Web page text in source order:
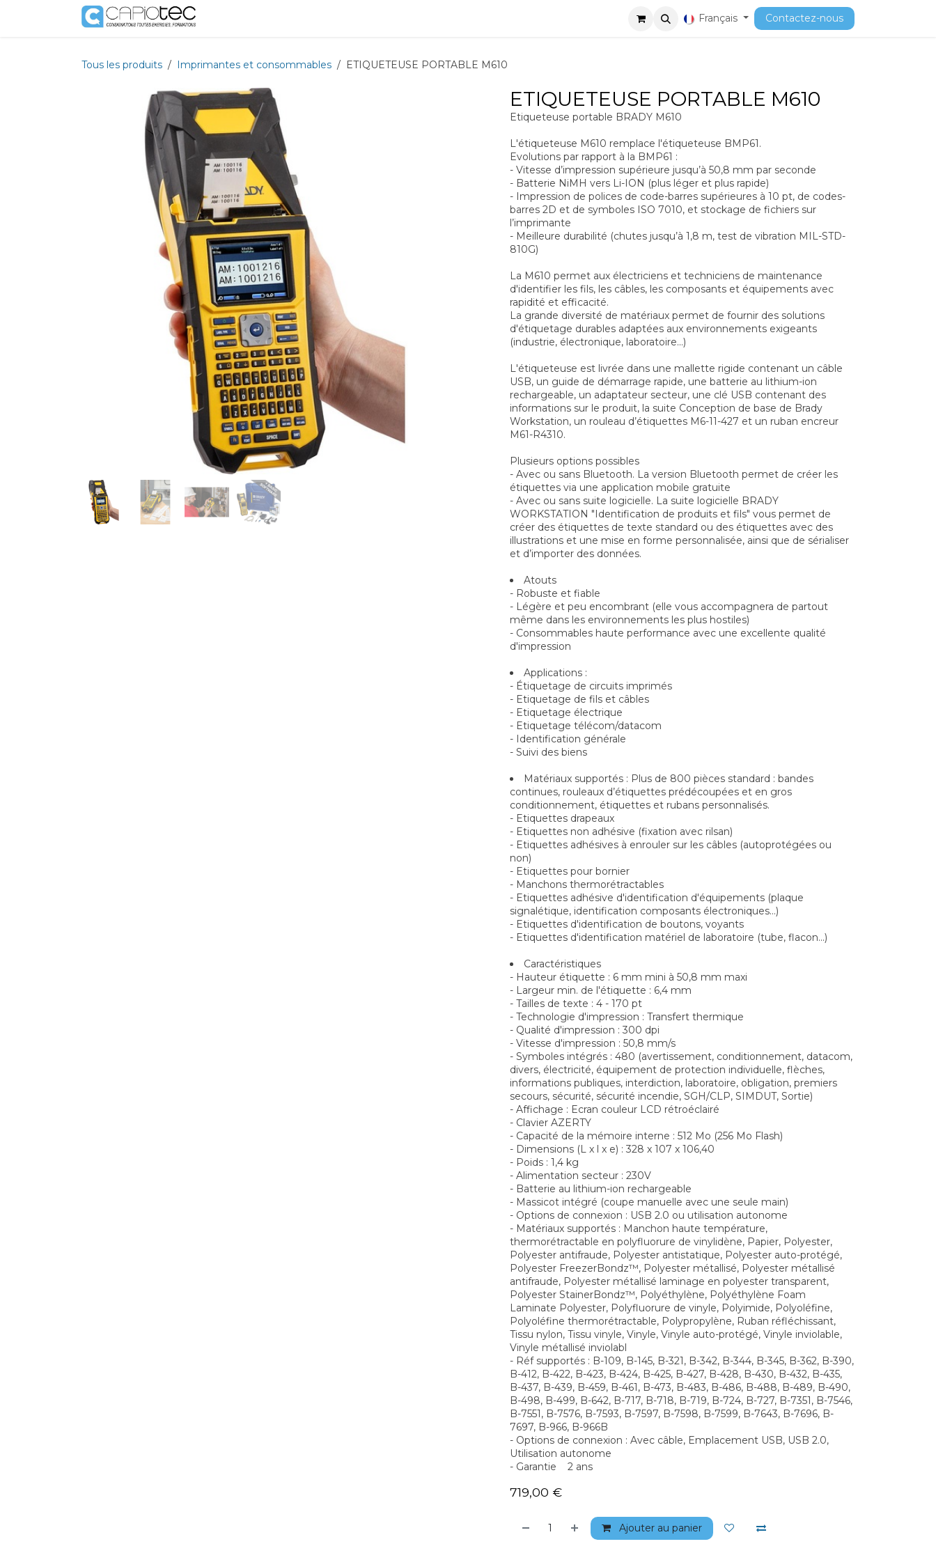
Se rendre au contenu
Recrutement Cours Français Contactez-nous
Tous les produits Imprimantes et consommables ETIQUETEUSE PORTABLE M610
ETIQUETEUSE PORTABLE M610
Etiqueteuse portable BRADY M610
L'étiqueteuse M610 remplace l'étiqueteuse BMP61.
Evolutions par rapport à la BMP61 :
- Vitesse d’impression supérieure jusqu’à 50,8 mm par seconde
- Batterie NiMH vers Li-ION (plus léger et plus rapide)
- Impression de polices de code-barres supérieures à 10 pt, de codes-
barres 2D et de symboles ISO 7010, et stockage de fichiers sur
l’imprimante
- Meilleure durabilité (chutes jusqu’à 1,8 m, test de vibration MIL-STD-
810G)
La M610 permet aux électriciens et techniciens de maintenance
d'identifier les fils, les câbles, les composants et équipements avec
rapidité et efficacité.
La grande diversité de matériaux permet de fournir des solutions
d'étiquetage durables adaptées aux environnements exigeants
(industrie, électronique, laboratoire...)
L'étiqueteuse est livrée dans une mallette rigide contenant un câble
USB, un guide de démarrage rapide, une batterie au lithium-ion
rechargeable, un adaptateur secteur, une clé USB contenant des
informations sur le produit, la suite Conception de base de Brady
Workstation, un rouleau d’étiquettes M6-11-427 et un ruban encreur
M61-R4310.
Plusieurs options possibles
- Avec ou sans Bluetooth. La version Bluetooth permet de créer les
étiquettes via une application mobile gratuite
- Avec ou sans suite logicielle. La suite logicielle BRADY
WORKSTATION "Identification de produits et fils" vous permet de
créer des étiquettes de texte standard ou des étiquettes avec des
illustrations et une mise en forme personnalisée, ainsi que de sérialiser
et d’importer des données.
Atouts
- Robuste et fiable
- Légère et peu encombrant (elle vous accompagnera de partout
même dans les environnements les plus hostiles)
- Consommables haute performance avec une excellente qualité
d'impression
Applications :
- Étiquetage de circuits imprimés
- Etiquetage de fils et câbles
- Etiquetage électrique
- Etiquetage télécom/datacom
- Identification générale
- Suivi des biens
Matériaux supportés : Plus de 800 pièces standard : bandes
continues, rouleaux d’étiquettes prédécoupées et en gros
conditionnement, étiquettes et rubans personnalisés.
- Etiquettes drapeaux
- Etiquettes non adhésive (fixation avec rilsan)
- Etiquettes adhésives à enrouler sur les câbles (autoprotégées ou
non)
- Etiquettes pour bornier
- Manchons thermorétractables
- Etiquettes adhésive d'identification d'équipements (plaque
signalétique, identification composants électroniques...)
- Etiquettes d'identification de boutons, voyants
- Etiquettes d'identification matériel de laboratoire (tube, flacon...)
Caractéristiques
- Hauteur étiquette : 6 mm mini à 50,8 mm maxi
- Largeur min. de l'étiquette : 6,4 mm
- Tailles de texte : 4 - 170 pt
- Technologie d'impression : Transfert thermique
- Qualité d'impression : 300 dpi
- Vitesse d'impression : 50,8 mm/s
- Symboles intégrés : 480 (avertissement, conditionnement, datacom,
divers, électricité, équipement de protection individuelle, flèches,
informations publiques, interdiction, laboratoire, obligation, premiers
secours, sécurité, sécurité incendie, SGH/CLP, SIMDUT, Sortie)
- Affichage : Ecran couleur LCD rétroéclairé
- Clavier AZERTY
- Capacité de la mémoire interne : 512 Mo (256 Mo Flash)
- Dimensions (L x l x e) : 328 x 107 x 106,40
- Poids : 1,4 kg
- Alimentation secteur : 230V
- Batterie au lithium-ion rechargeable
- Massicot intégré (coupe manuelle avec une seule main)
- Options de connexion : USB 2.0 ou utilisation autonome
- Matériaux supportés : Manchon haute température,
thermorétractable en polyfluorure de vinylidène, Papier, Polyester,
Polyester antifraude, Polyester antistatique, Polyester auto-protégé,
Polyester FreezerBondz™, Polyester métallisé, Polyester métallisé
antifraude, Polyester métallisé laminage en polyester transparent,
Polyester StainerBondz™, Polyéthylène, Polyéthylène Foam
Laminate Polyester, Polyfluorure de vinyle, Polyimide, Polyoléfine,
Polyoléfine thermorétractable, Polypropylène, Ruban réfléchissant,
Tissu nylon, Tissu vinyle, Vinyle, Vinyle auto-protégé, Vinyle inviolable,
Vinyle métallisé inviolabl
- Réf supportés : B-109, B-145, B-321, B-342, B-344, B-345, B-362, B-390,
B-412, B-422, B-423, B-424, B-425, B-427, B-428, B-430, B-432, B-435,
B-437, B-439, B-459, B-461, B-473, B-483, B-486, B-488, B-489, B-490,
B-498, B-499, B-642, B-717, B-718, B-719, B-724, B-727, B-7351, B-7546,
B-7551, B-7576, B-7593, B-7597, B-7598, B-7599, B-7643, B-7696, B-
7697, B-966, B-966B
- Options de connexion : Avec câble, Emplacement USB, USB 2.0,
Utilisation autonome
- Garantie 2 ans
719,00 €
Ajouter au panier